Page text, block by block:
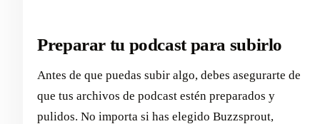
Preparar tu podcast para subirlo
Antes de que puedas subir algo, debes asegurarte de
que tus archivos de podcast estén preparados y
pulidos. No importa si has elegido Buzzsprout,